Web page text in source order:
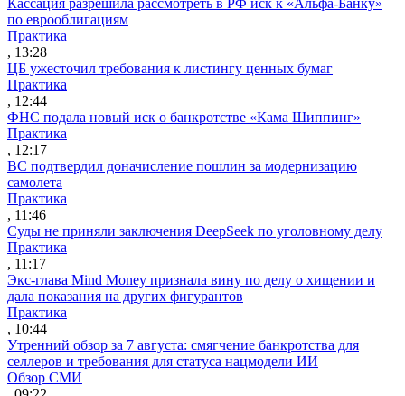
по еврооблигациям
Практика
, 13:28
ЦБ ужесточил требования к листингу ценных бумаг
Практика
, 12:44
ФНС подала новый иск о банкротстве «Кама Шиппинг»
Практика
, 12:17
ВС подтвердил доначисление пошлин за модернизацию
самолета
Практика
, 11:46
Суды не приняли заключения DeepSeek по уголовному делу
Практика
, 11:17
Экс-глава Mind Money признала вину по делу о хищении и
дала показания на других фигурантов
Практика
, 10:44
Утренний обзор за 7 августа: смягчение банкротства для
селлеров и требования для статуса нацмодели ИИ
Обзор СМИ